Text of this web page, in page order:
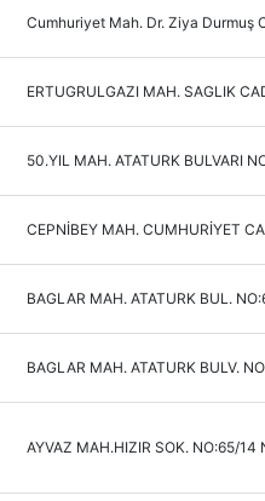
Cumhuriyet Mah. Dr. Ziya Durmuş
ERTUGRULGAZI MAH. SAGLIK
50.YIL MAH. ATATURK BULVARI
CEPNİBEY MAH. CUMHURİYET
BAGLAR MAH. ATATURK BUL.
BAGLAR MAH. ATATURK BULV.
AYVAZ MAH.HIZIR SOK. NO:65/14